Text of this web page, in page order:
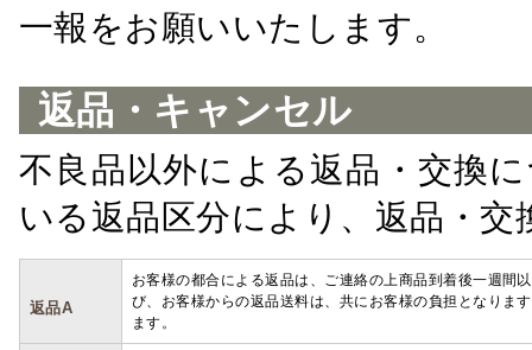
一報をお願いいたします。
返品・キャンセル
不良品以外による返品・交換
いる返品区分により、返品・
返品A
お客様の都合による返品は、ご連絡の上商品到着後一週間
び、お客様からの返品送料は、共にお客様の負担となりま
ます。